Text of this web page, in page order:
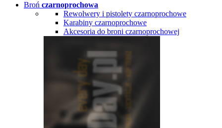
Broń czarnoprochowa
Rewolwery i pistolety czarnoprochowe
Karabiny czarnoprochowe
Akcesoria do broni czarnoprochowej